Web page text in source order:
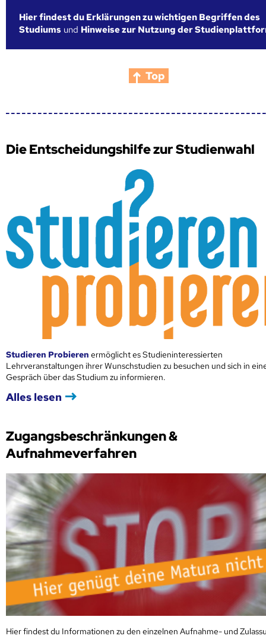
Hier findest du Erklärungen zu wichtigen Begriffen des
Studiums und Hinweise zur Nutzung der
Top
Die Entscheidungshilfe zur Studienwahl
Studieren Probieren ermöglicht es Studieninteressierten
Lehrveranstaltungen ihrer Wunschstudien zu besuchen und sich in
Gespräch über das Studium zu informieren.
Alles lesen
Zugangsbeschränkungen &
Aufnahmeverfahren
Hier findest du Informationen zu den einzelnen Aufnahme- und